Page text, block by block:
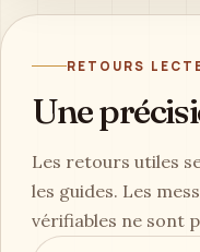
RETOURS
Une
Les retours utiles
les guides. Les
vérifiables ne sont